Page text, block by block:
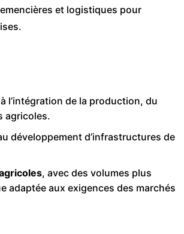
et logistiques pour
l’intégration de la production, du
agricoles.
développement d’infrastructures de
, avec des volumes plus
adaptée aux exigences des marchés